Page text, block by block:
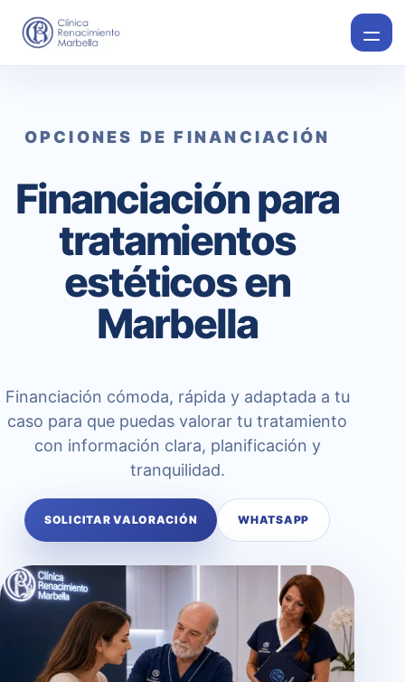
OPCIONES DE FINANCIACIÓN
Financiación para
tratamientos
estéticos en
Marbella
Financiación cómoda, rápida y adaptada a tu
caso para que puedas valorar tu tratamiento
con información clara, planificación y
tranquilidad.
SOLICITAR VALORACIÓN WHATSAPP